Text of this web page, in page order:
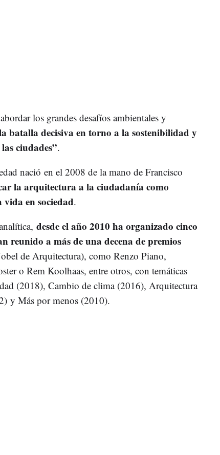
los grandes desafíos ambientales y
batalla decisiva en torno a la sostenibilidad y
ciudades”.
nació en el 2008 de la mano de Francisco
la arquitectura a la ciudadanía como
en sociedad.
desde el año 2010 ha organizado cinco
reunido a más de una decena de premios
de Arquitectura), como Renzo Piano,
o Rem Koolhaas, entre otros, con temáticas
(2018), Cambio de clima (2016), Arquitectura
y Más por menos (2010).